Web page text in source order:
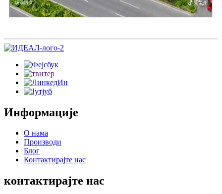
Информације
О нама
Производи
Блог
Контактирајте нас
контактирајте нас